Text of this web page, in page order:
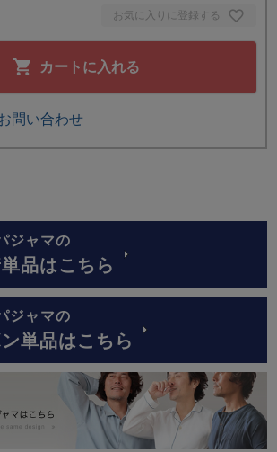
お気に入りに登録する
カートに入れる
問い合わせ
ジャマの
単品はこちら
ジャマの
単品はこちら